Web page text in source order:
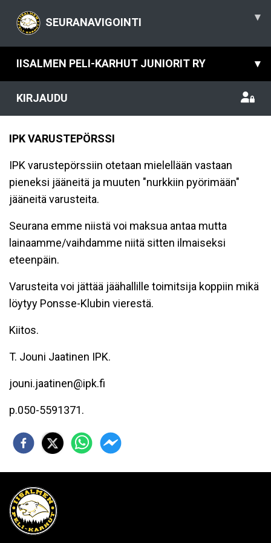
SEURANAVIGOINTI ▾
IISALMEN PELI-KARHUT JUNIORIT RY ▾
KIRJAUDU
IPK VARUSTEPÖRSSI
IPK varustepörssiin otetaan mielellään vastaan
pieneksi jääneitä ja muuten "nurkkiin pyörimään"
jääneitä varusteita.
Seurana emme niistä voi maksua antaa mutta
lainaamme/vaihdamme niitä sitten ilmaiseksi
eteenpäin.
Varusteita voi jättää jäähallille toimitsija koppiin mikä
löytyy Ponsse-Klubin vierestä.
Kiitos.
T. Jouni Jaatinen IPK.
jouni.jaatinen@ipk.fi
p.050-5591371.